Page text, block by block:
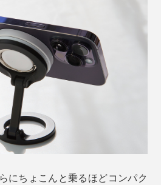
にちょこんと乗るほどコンパク